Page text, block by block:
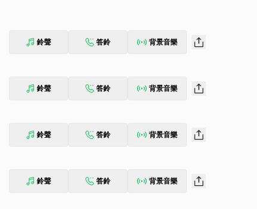
鈴聲 答鈴 背景音樂
鈴聲 答鈴 背景音樂
鈴聲 答鈴 背景音樂
鈴聲 答鈴 背景音樂